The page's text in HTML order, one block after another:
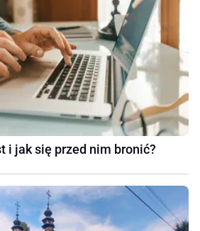
i jak się przed nim bronić?